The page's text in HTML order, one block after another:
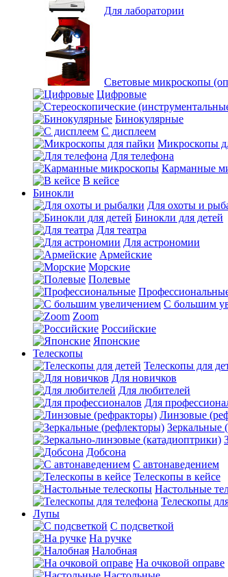
Для лаборатории
Световые микроскопы
Цифровые
Бинокулярные
С дисплеем
Микроскопы
Для телефона
Карманные
В кейсе
Бинокли
Для охоты и
Бинокли для детей
Для театра
Для астрономии
Армейские
Морские
Полевые
С большим
Zoom
Российские
Японские
Телескопы
Телескопы для
Для новичков
Для любителей
Для
Линзовые
Зеркальные
Добсона
С автонаведением
Телескопы в кейсе
Настольные
Телескопы
Лупы
С подсветкой
На ручке
Налобная
На очковой оправе